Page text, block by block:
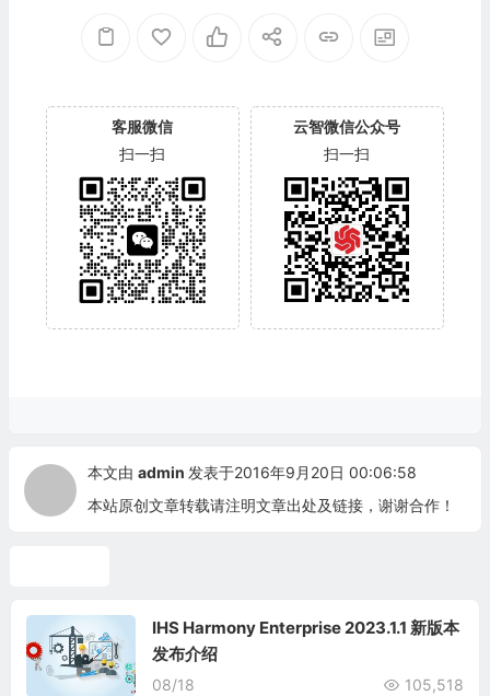
客服微信
扫一扫
云智微信公众号
扫一扫
本文由 admin 发表于2016年9月20日 00:06:58
本站原创文章转载请注明文章出处及链接，谢谢合作！
IHS Harmony Enterprise 2023.1.1 新版本
发布介绍
08/18 105,518